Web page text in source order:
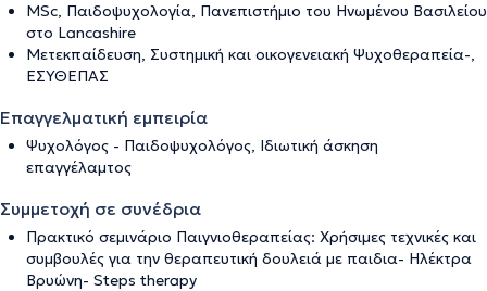
MSc, Παιδοψυχολογία, Πανεπιστήμιο του Ηνωμένου Βασιλείου
στο Lancashire
Μετεκπαίδευση, Συστημική και οικογενειακή Ψυχοθεραπεία-,
ΕΣΥΘΕΠΑΣ
Επαγγελματική εμπειρία
Ψυχολόγος - Παιδοψυχολόγος, Ιδιωτική άσκηση
επαγγέλαμτος
Συμμετοχή σε συνέδρια
Πρακτικό σεμινάριο Παιγνιοθεραπείας: Χρήσιμες τεχνικές και
συμβουλές για την θεραπευτική δουλειά με παιδια- Ηλέκτρα
Βρυώνη- Steps therapy